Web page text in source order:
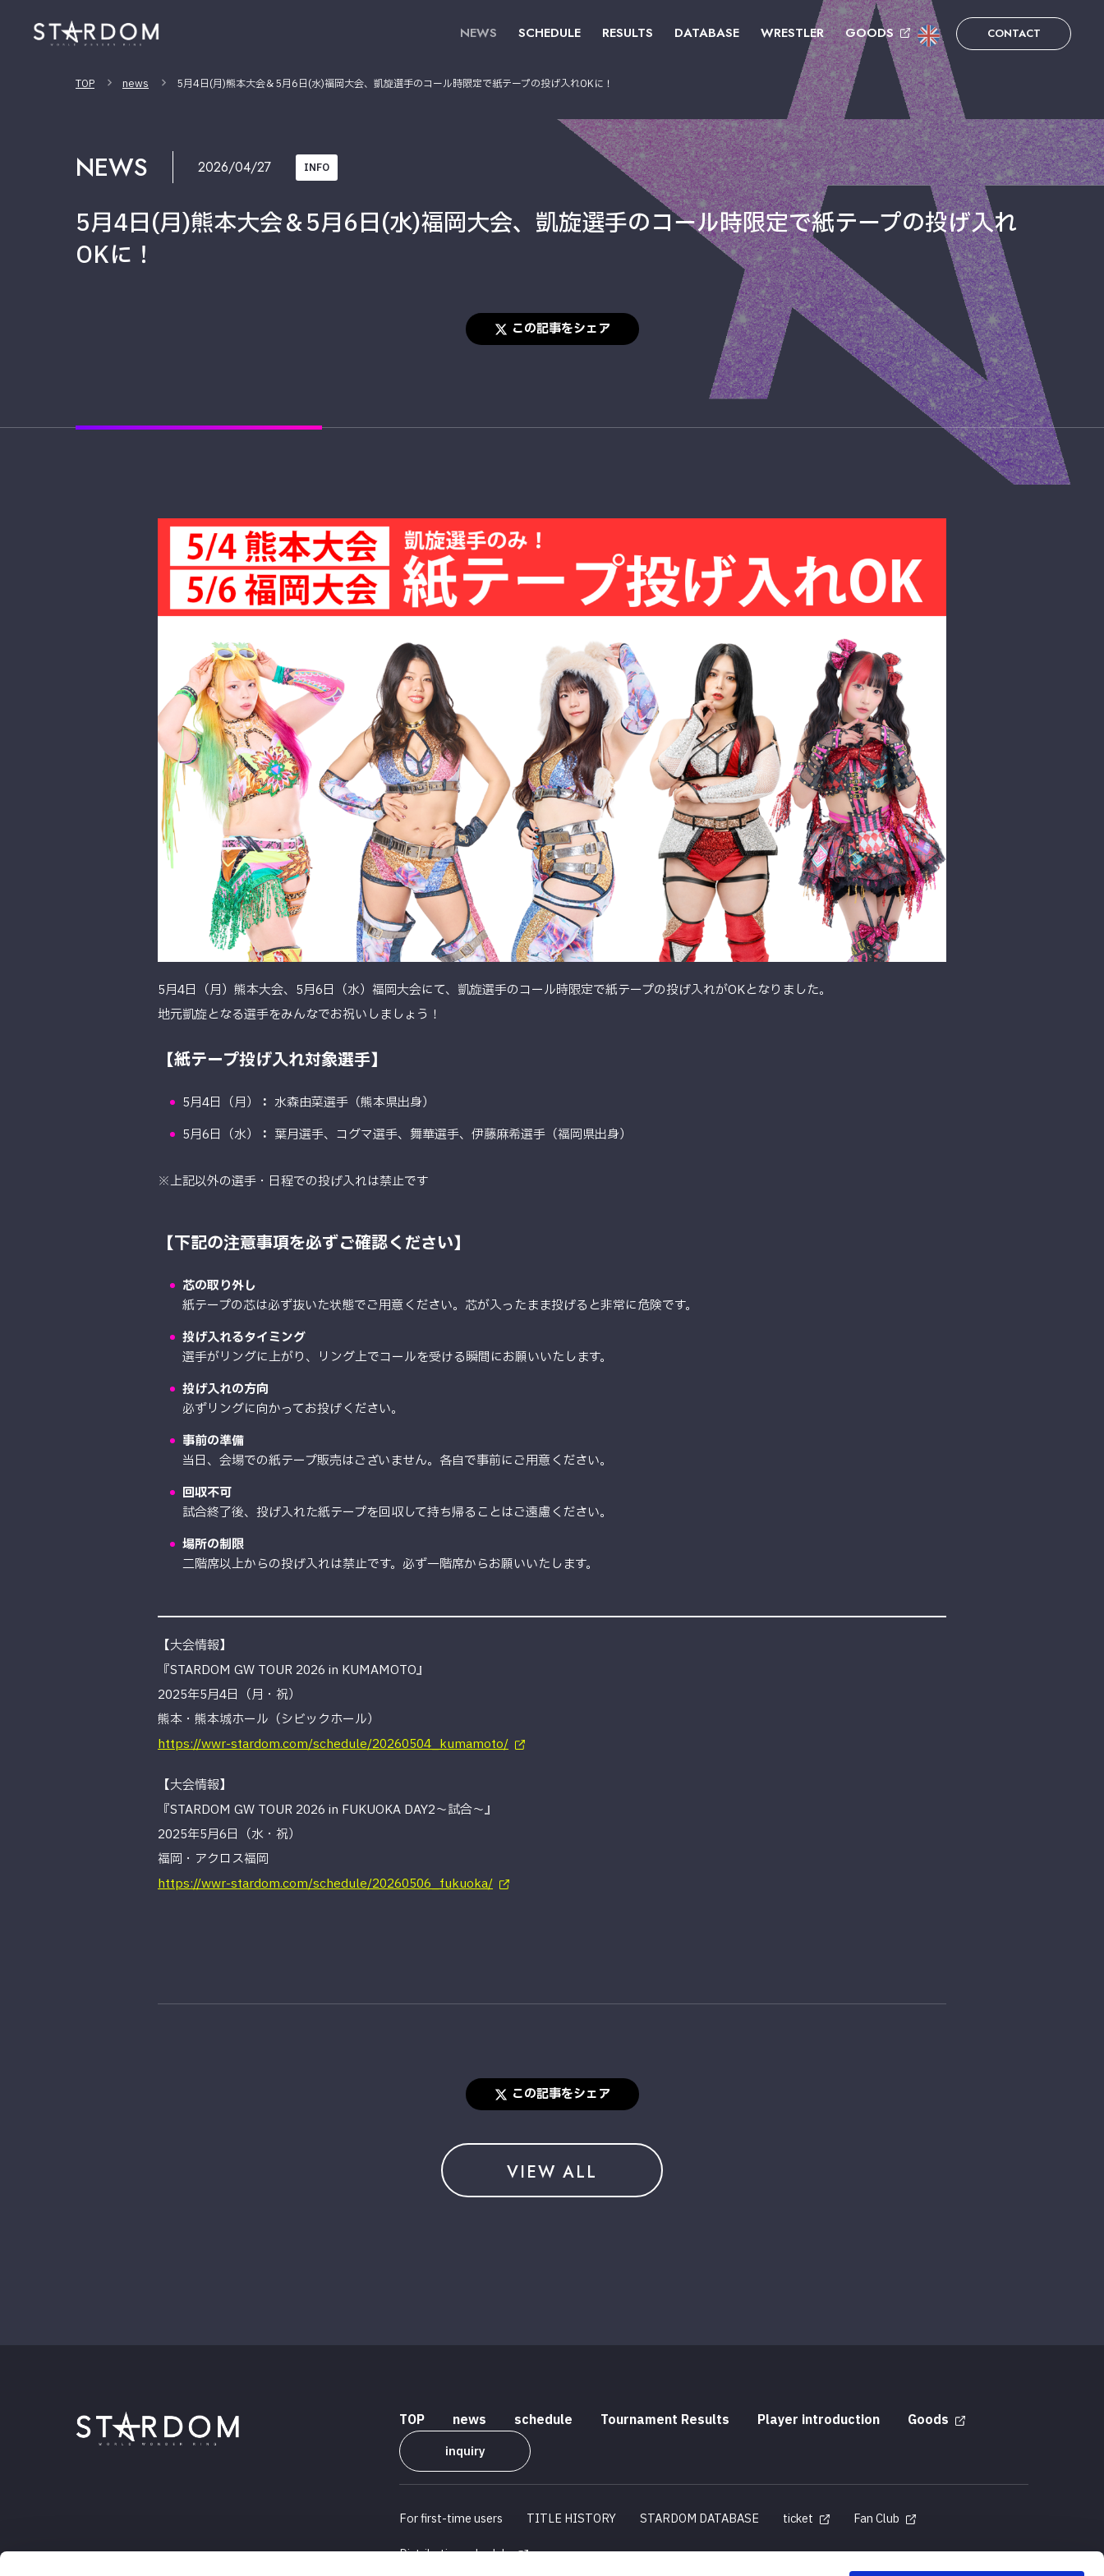
NEWS SCHEDULE RESULTS DATABASE WRESTLER GOODS CONTACT
TOP news 5月4日(月)熊本大会＆5月6日(水)福岡大会、凱旋選手のコール時限定で紙テープの投げ入れOKに！
NEWS 2026/04/27 INFO
5月4日(月)熊本大会＆5月6日(水)福岡大会、凱旋選手のコール時限定で紙テープの投げ入れ
OKに！
この記事をシェア
5月4日（月）熊本大会、5月6日（水）福岡大会にて、凱旋選手のコール時限定で紙テープの投げ入れがOKとなりました。
地元凱旋となる選手をみんなでお祝いしましょう！
【紙テープ投げ入れ対象選手】
5月4日（月） ： 水森由菜選手（熊本県出身）
5月6日（水）
： 葉月選手、コグマ選手、舞華選手、伊藤麻希選手（福岡県出身）
※上記以外の選手・日程での投げ入れは禁止です
【下記の注意事項を必ずご確認ください】
芯の取り外し
紙テープの芯は必ず抜いた状態でご用意ください。芯が入ったまま投げると非常に危険です。
投げ入れるタイミング
選手がリングに上がり、リング上でコールを受ける瞬間にお願いいたします。
投げ入れの方向
必ずリングに向かってお投げください。
事前の準備
当日、会場での紙テープ販売はございません。各自で事前にご用意ください。
回収不可
試合終了後、投げ入れた紙テープを回収して持ち帰ることはご遠慮ください。
場所の制限
二階席以上からの投げ入れは禁止です。必ず一階席からお願いいたします。
【大会情報】
『STARDOM GW TOUR 2026 in KUMAMOTO』
2025年5月4日（月・祝）
熊本・熊本城ホール（シビックホール）
https://wwr-stardom.com/schedule/20260504_kumamoto/
【大会情報】
『STARDOM GW TOUR 2026 in FUKUOKA DAY2〜試合〜』
2025年5月6日（水・祝）
福岡・アクロス福岡
https://wwr-stardom.com/schedule/20260506_fukuoka/
この記事をシェア
VIEW ALL
TOP news schedule Tournament Results Player introduction Goods
inquiry
For first-time users TITLE HISTORY STARDOM DATABASE ticket Fan Club
Distribution schedule